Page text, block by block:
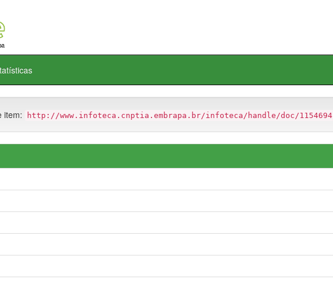
item: http://www.infoteca.cnptia.embrapa.br/infoteca/handle/doc/1154694